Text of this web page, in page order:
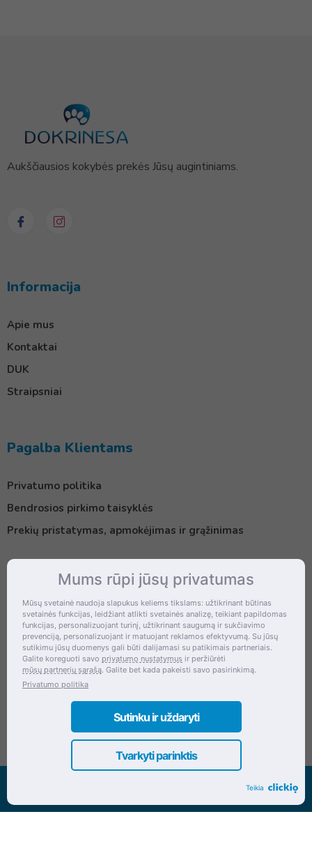
Aukščiausios kokybės prekės Jūsų augintiniams.
Informacija
Apie mus
Kontaktai
DUK
Straipsniai
Pagalba Klientams
Privatumo politika
Bendrosios pirkimo taisyklės
Prekių pristatymas, apmokėjimas ir grąžinimas
Kontaktai
Šventupės g. 28, Kaunas, Lietuva
+370 (672) 27 650
info@dokrinesa.lt
MB PETHOMEPEOPLE
Įmonės kodas: 305695822
Visos teisės saugomos www.dokrinesa.lt
Mums rūpi jūsų privatumas
Mūsų svetainė naudoja slapukus keliems tikslams: užtikrinant būtinas
svetainės funkcijas, leidžiant atlikti svetainės analizę, teikiant papildomas
funkcijas, personalizuojant turinį, užtikrinant saugumą ir sukčiavimo
prevenciją, personalizuojant ir matuojant reklamos efektyvumą. Su jūsų
sutikimu jūsų duomenys gali būti dalijamasi su patikimais partneriais.
Galite koreguoti savo privatumo nustatymus ir peržiūrėti
mūsų partnerių sąrašą. Galite bet kada pakeisti savo pasirinkimą.
Privatumo politika
Tvarkyti parinktis
Sutinku ir uždaryti
Teikia